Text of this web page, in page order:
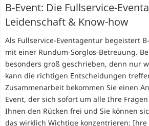
B-Event: Die Fullservice-
Leidenschaft & Know-how
Als Fullservice-Eventagentur begeistert
mit einer Rundum-Sorglos-Betreuung.
besonders groß geschrieben, denn nur
kann die richtigen Entscheidungen
Zusammenarbeit bekommen Sie einen
Event, der sich sofort um alle Ihre
Ihnen den Rücken frei und Sie können
das wirklich Wichtige konzentrieren: Ihre